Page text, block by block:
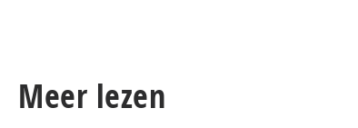
Meer lezen